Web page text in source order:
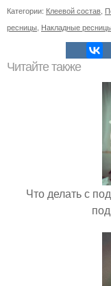
Категории: Клеевой состав
ресницы Накладные
Читайте также
Что делать с